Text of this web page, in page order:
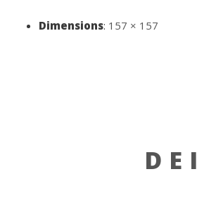
Dimensions: 157 × 157